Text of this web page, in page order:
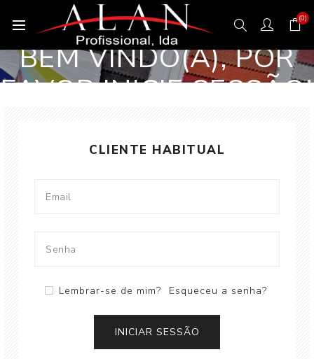
(0)
BEM VINDO(A), POR
FAVOR INICIE SESSÃO!
CLIENTE HABITUAL
Lembrar-se de mim? Esqueceu a senha?